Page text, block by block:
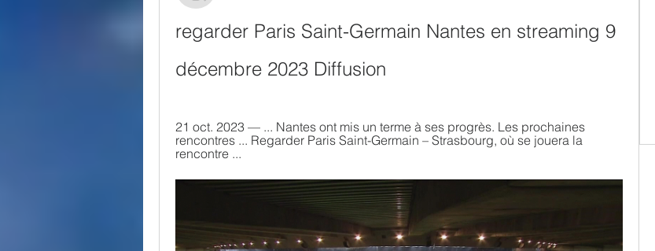
regarder Paris Saint-Germain Nantes en streaming 9
décembre 2023 Diffusion
21 oct. 2023 — ... Nantes ont mis un terme à ses progrès. Les prochaines
rencontres ... Regarder Paris Saint-Germain – Strasbourg, où se jouera la
rencontre ...